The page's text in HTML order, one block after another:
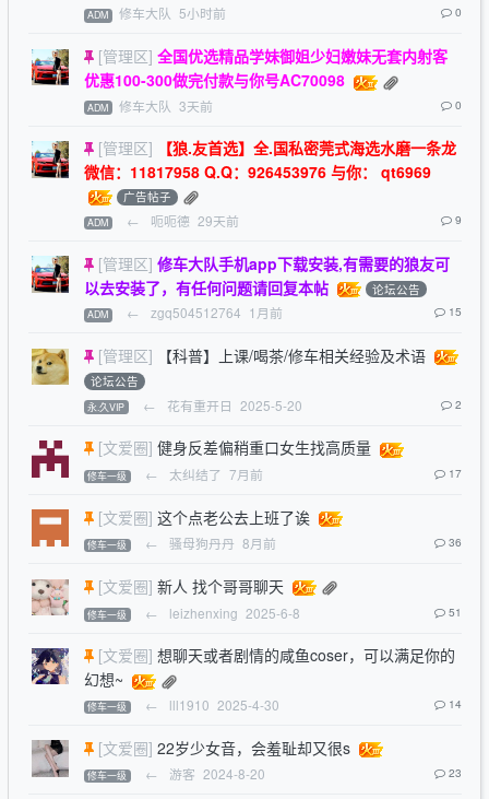
ADM 修车大队 5小时前 0
[管理区] 全国优选精品学妹御姐少妇嫩妹无套内射客
优惠100-300做完付款与你号AC70098
ADM 修车大队 3天前 0
[管理区]
【狼.友首选】全.国私密莞式海选水磨一条龙
微信：11817958 Q.Q：926453976 与你： qt6969
广告帖子
ADM ← 呃呃德 29天前 9
[管理区] 修车大队手机app下载安装,有需要的狼友可
以去安装了，有任何问题请回复本帖
论坛公告
ADM ← zgq504512764 1月前 15
[管理区] 【科普】上课/喝茶/修车相关经验及术语
论坛公告
永.久VIP ← 花有重开日 2025-5-20 2
[文爱圈] 健身反差偏稍重口女生找高质量
修车一级 ← 太纠结了 7月前 17
[文爱圈] 这个点老公去上班了诶
修车一级 ← 骚母狗丹丹 8月前 36
[文爱圈] 新人 找个哥哥聊天
修车一级 ← leizhenxing 2025-6-8 51
[文爱圈] 想聊天或者剧情的咸鱼coser，可以满足你的
幻想~
修车一级 ← lll1910 2025-4-30 14
[文爱圈] 22岁少女音，会羞耻却又很s
修车一级 ← 游客 2024-8-20 23